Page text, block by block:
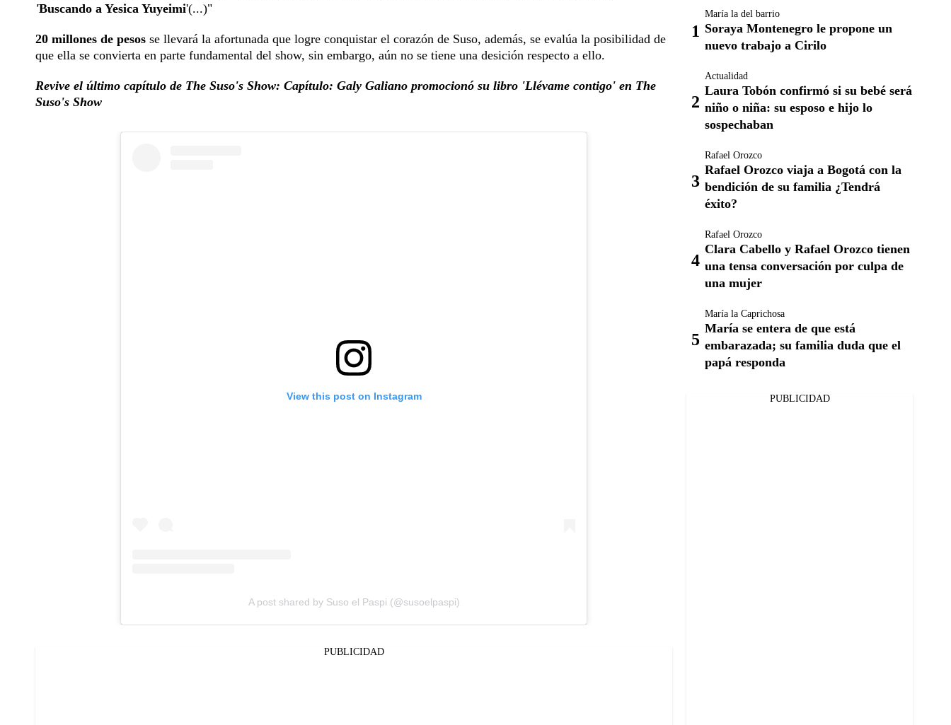
'Buscando a Yesica Yuyeimi'(...)"
20 millones de pesos se llevará la afortunada que logre conquistar el corazón de Suso, además, se evalúa la posibilidad de
que ella se convierta en parte fundamental del show, sin embargo, aún no se tiene una desición respecto a ello.
Revive el último capítulo de The Suso's Show: Capítulo: Galy Galiano promocionó su libro 'Llévame contigo' en The
Suso's Show
View this post on Instagram
A post shared by Suso el Paspi (@susoelpaspi)
PUBLICIDAD
María la del barrio
Soraya Montenegro le propone un
nuevo trabajo a Cirilo
Actualidad
Laura Tobón confirmó si su bebé será
niño o niña: su esposo e hijo lo
sospechaban
Rafael Orozco
Rafael Orozco viaja a Bogotá con la
bendición de su familia ¿Tendrá
éxito?
Rafael Orozco
Clara Cabello y Rafael Orozco tienen
una tensa conversación por culpa de
una mujer
María la Caprichosa
María se entera de que está
embarazada; su familia duda que el
papá responda
PUBLICIDAD